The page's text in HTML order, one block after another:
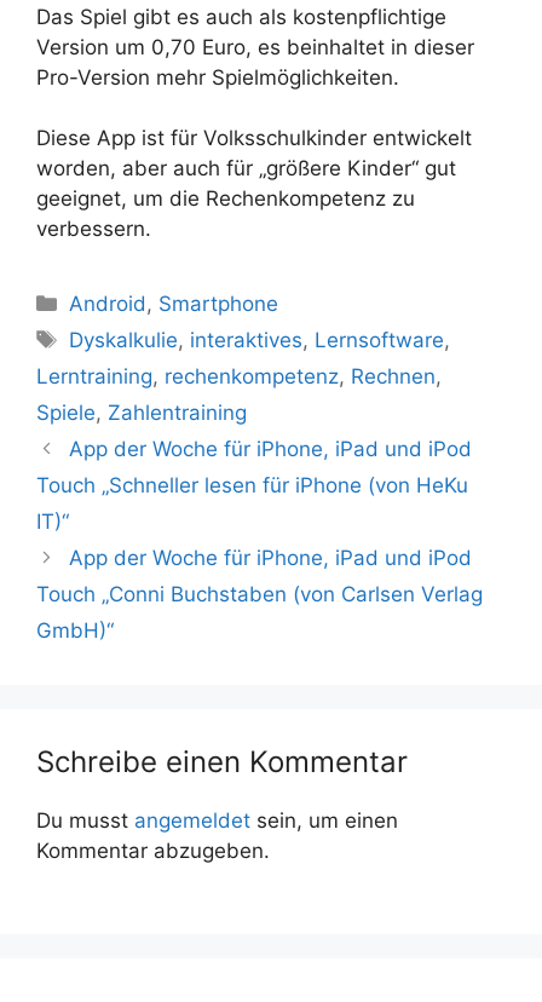
Das Spiel gibt es auch als kostenpflichtige
Version um 0,70 Euro, es beinhaltet in dieser
Pro-Version mehr Spielmöglichkeiten.
Diese App ist für Volksschulkinder entwickelt
worden, aber auch für „größere Kinder“ gut
geeignet, um die Rechenkompetenz zu
verbessern.
Kategorien
Android, Smartphone
Schlagwörter
Dyskalkulie, interaktives, Lernsoftware,
Lerntraining, rechenkompetenz, Rechnen,
Spiele, Zahlentraining
App der Woche für iPhone, iPad und iPod
Touch „Schneller lesen für iPhone (von HeKu
IT)“
App der Woche für iPhone, iPad und iPod
Touch „Conni Buchstaben (von Carlsen Verlag
GmbH)“
Schreibe einen Kommentar
Du musst angemeldet sein, um einen
Kommentar abzugeben.